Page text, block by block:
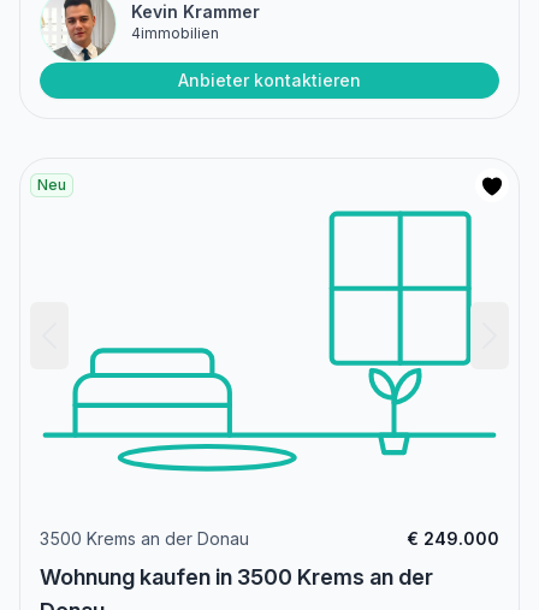
Kevin Krammer
4immobilien
Anbieter kontaktieren
Neu
3500 Krems an der Donau € 249.000
Wohnung kaufen in 3500 Krems an der